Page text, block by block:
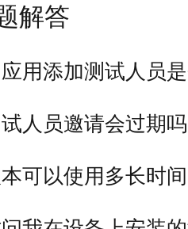
解答
用添加测试人员
人员邀请会过期吗
可以使用多长时间